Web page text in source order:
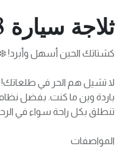
ثلاجة سيارة 18لتر DLC-37418
كشتاتك الحين أسهل وأبرد! ❄️
باردة وين ما كنت. بفضل نظام
تنطلق بكل راحة سواء في
المواصفات